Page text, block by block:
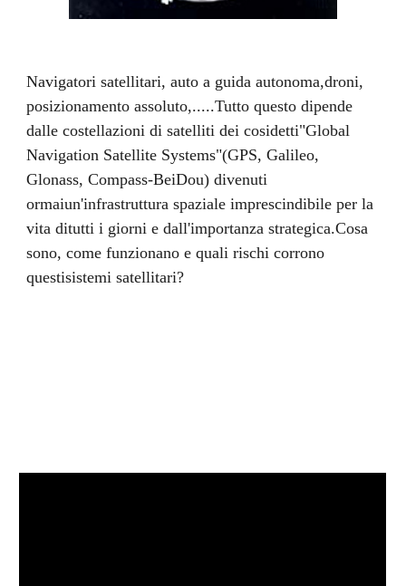
Navigatori satellitari, auto a guida autonoma,droni,
posizionamento assoluto,.....Tutto questo dipende
dalle costellazioni di satelliti dei cosidetti"Global
Navigation Satellite Systems"(GPS, Galileo,
Glonass, Compass-BeiDou) divenuti
ormaiun'infrastruttura spaziale imprescindibile per la
vita ditutti i giorni e dall'importanza strategica.Cosa
sono, come funzionano e quali rischi corrono
questisistemi satellitari?